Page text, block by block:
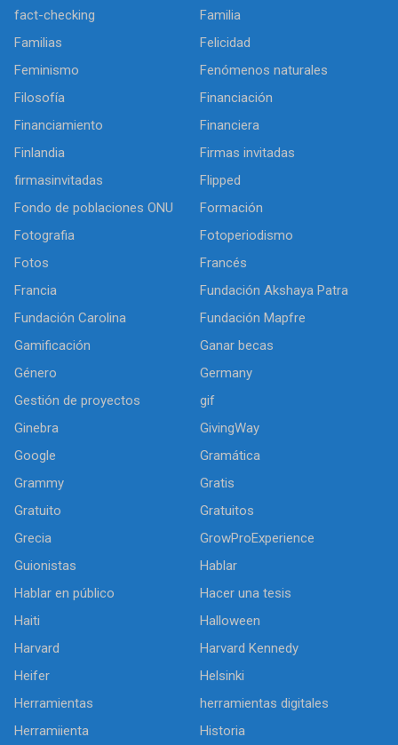
fact-checking
Familia
Familias
Felicidad
Feminismo
Fenómenos naturales
Filosofía
Financiación
Financiamiento
Financiera
Finlandia
Firmas invitadas
firmasinvitadas
Flipped
Fondo de poblaciones ONU
Formación
Fotografia
Fotoperiodismo
Fotos
Francés
Francia
Fundación Akshaya Patra
Fundación Carolina
Fundación Mapfre
Gamificación
Ganar becas
Género
Germany
Gestión de proyectos
gif
Ginebra
GivingWay
Google
Gramática
Grammy
Gratis
Gratuito
Gratuitos
Grecia
GrowProExperience
Guionistas
Hablar
Hablar en público
Hacer una tesis
Haiti
Halloween
Harvard
Harvard Kennedy
Heifer
Helsinki
Herramientas
herramientas digitales
Herramiienta
Historia